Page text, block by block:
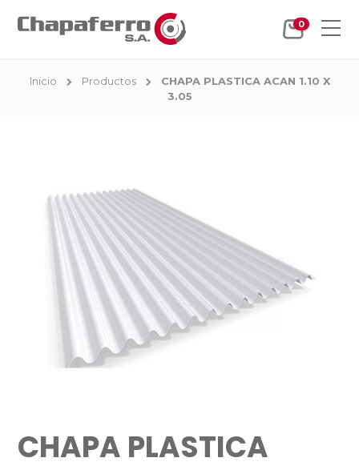
0
Inicio Productos
CHAPA PLASTICA ACAN 1.10 X
3.05
CHAPA PLASTICA